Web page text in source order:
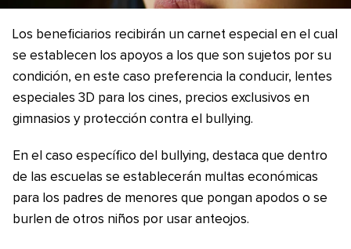
Los beneficiarios recibirán un carnet especial en el cual
se establecen los apoyos a los que son sujetos por su
condición, en este caso preferencia la conducir, lentes
especiales 3D para los cines, precios exclusivos en
gimnasios y protección contra el bullying.
En el caso específico del bullying, destaca que dentro
de las escuelas se establecerán multas económicas
para los padres de menores que pongan apodos o se
burlen de otros niños por usar anteojos.